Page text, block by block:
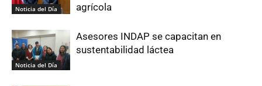
Noticia del Día
agrícola
Noticia del Día
Asesores INDAP se capacitan en
sustentabilidad láctea